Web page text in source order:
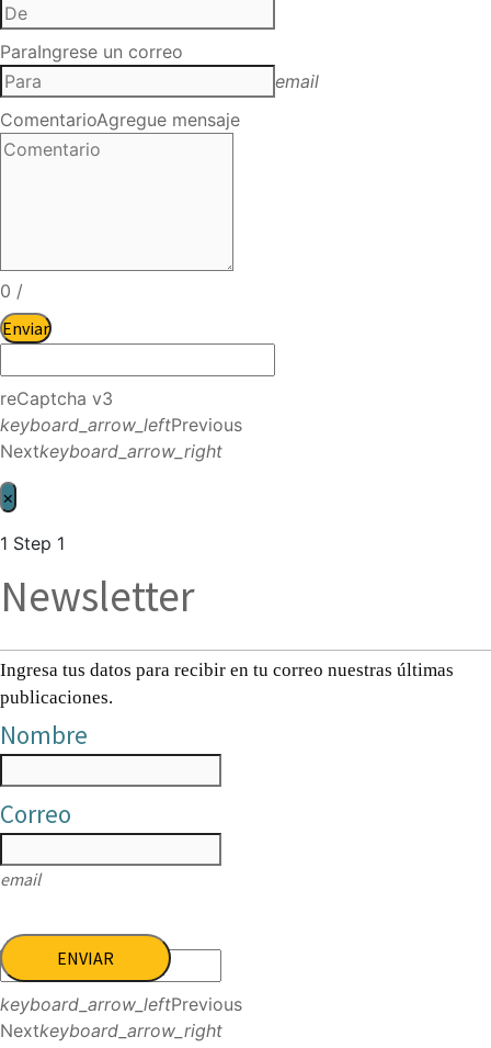
ParaIngrese un correo
email
ComentarioAgregue mensaje
0 /
Enviar
reCaptcha v3
keyboard_arrow_leftPrevious
Nextkeyboard_arrow_right
×
1 Step 1
Newsletter
Ingresa tus datos para recibir en tu correo nuestras últimas
publicaciones.
Nombre
Correo
email
ENVIAR
keyboard_arrow_leftPrevious
Nextkeyboard_arrow_right